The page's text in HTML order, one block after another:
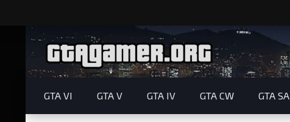
GTA VI GTA V GTA IV GTA CW GTA SA